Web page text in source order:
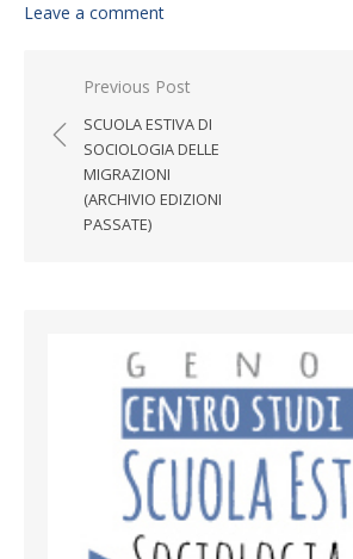
Leave a comment
Post navigation
Previous Post
SCUOLA ESTIVA DI
SOCIOLOGIA DELLE
MIGRAZIONI
(ARCHIVIO EDIZIONI
PASSATE)